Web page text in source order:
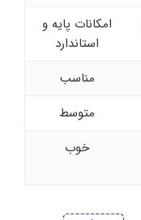
امکانات پایه و
استاندارد
مناسب
متوسط
خوب